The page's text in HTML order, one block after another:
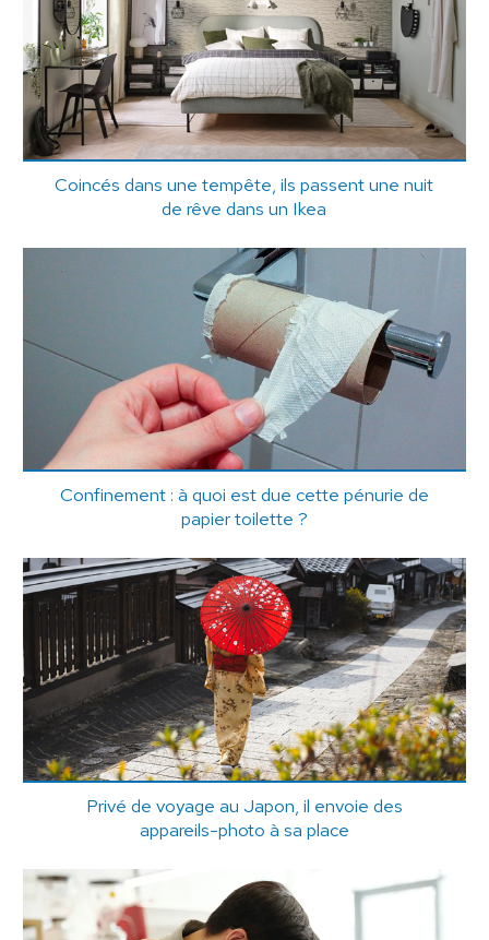
Coincés dans une tempête, ils passent une nuit
de rêve dans un Ikea
Confinement : à quoi est due cette pénurie de
papier toilette ?
Privé de voyage au Japon, il envoie des
appareils-photo à sa place